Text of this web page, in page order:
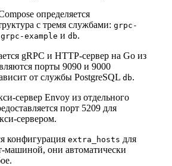
определяется
с тремя службами: grpc-
example и db.
gRPC и HTTP-сервер на Go из
порты 9090 и 9000
от службы PostgreSQL db.
сервер Envoy из отдельного
порт 5209 для
сервером.
конфигурация extra_hosts для
машиной, они автоматически